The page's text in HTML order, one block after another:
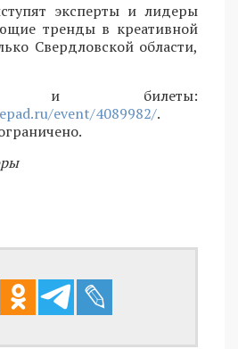
эксперты и лидеры
тренды в креативной
Свердловской области,
и билеты:
event/4089982/.